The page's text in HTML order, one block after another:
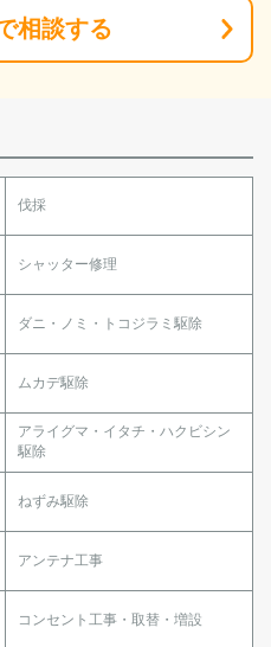
相談する
伐採
シャッター修理
ダニ・ノミ・トコジラミ駆除
ムカデ駆除
アライグマ・イタチ・ハクビシン
駆除
ねずみ駆除
アンテナ工事
コンセント工事・取替・増設